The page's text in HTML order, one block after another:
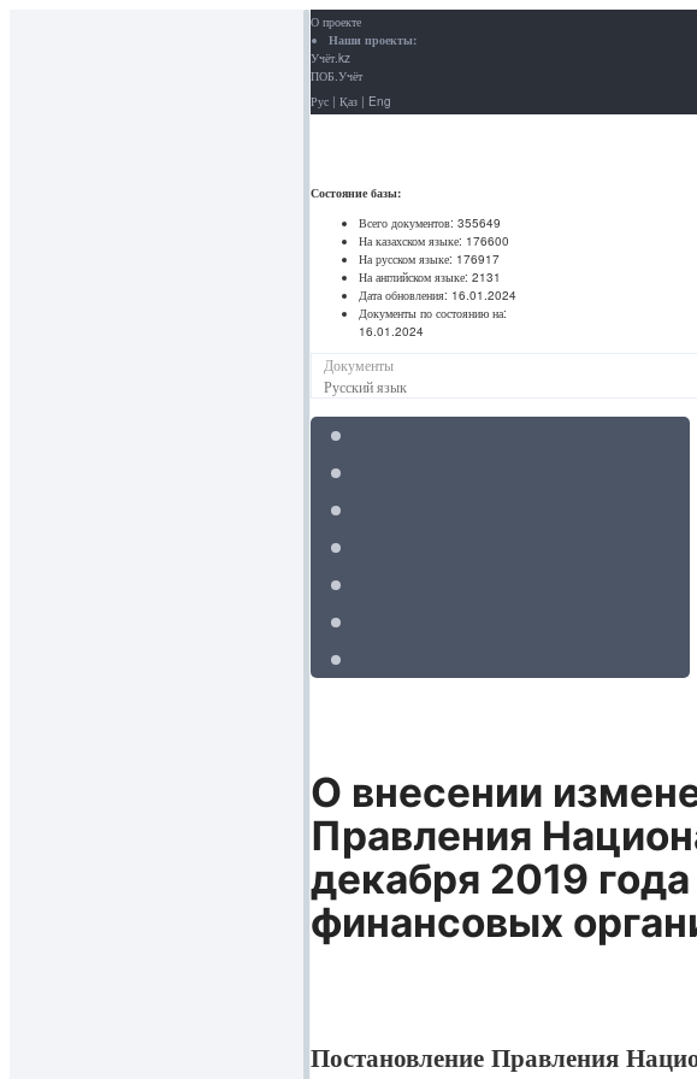
О проекте
Наши проекты:
Учёт.kz
ПОБ.Учёт
Рус | Қаз | Eng
Состояние базы:
Всего документов: 355649
На казахском языке: 176600
На русском языке: 176917
На английском языке: 2131
Дата обновления: 16.01.2024
Документы по состоянию на:
16.01.2024
Документы
Русский язык
О внесении
Правления
декабря 2019
финансовых
Постановление Правления